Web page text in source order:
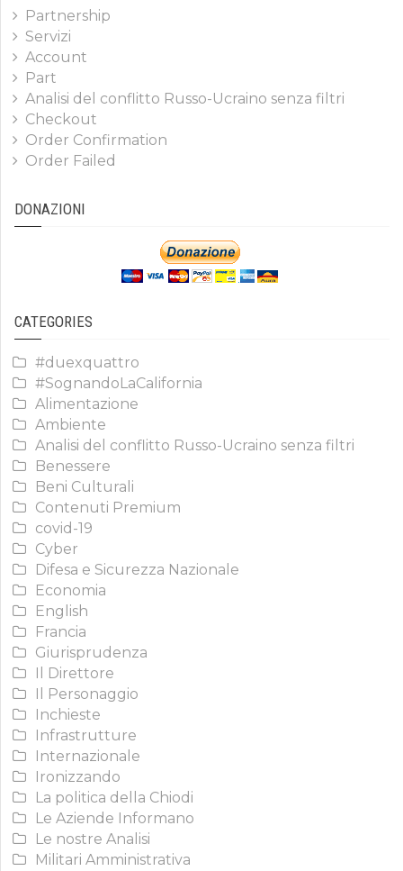
Partnership
Servizi
Account
Part
Analisi del conflitto Russo-Ucraino senza filtri
Checkout
Order Confirmation
Order Failed
DONAZIONI
CATEGORIES
#duexquattro
#SognandoLaCalifornia
Alimentazione
Ambiente
Analisi del conflitto Russo-Ucraino senza filtri
Benessere
Beni Culturali
Contenuti Premium
covid-19
Cyber
Difesa e Sicurezza Nazionale
Economia
English
Francia
Giurisprudenza
Il Direttore
Il Personaggio
Inchieste
Infrastrutture
Internazionale
Ironizzando
La politica della Chiodi
Le Aziende Informano
Le nostre Analisi
Militari Amministrativa